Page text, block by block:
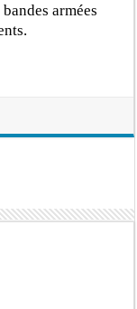
armées